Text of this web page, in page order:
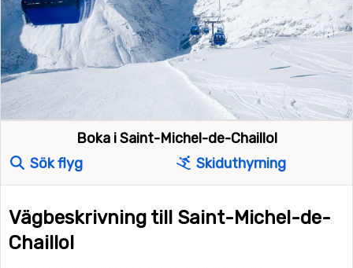
Boka i Saint-Michel-de-Chaillol
Sök flyg
Skiduthyrning
Vägbeskrivning till Saint-Michel-de-
Chaillol